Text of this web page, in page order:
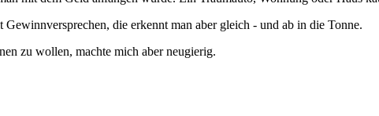
die erkennt man aber gleich - und ab in die Tonne.
zu wollen, machte mich aber neugierig.